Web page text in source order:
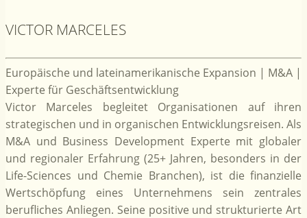
VICTOR MARCELES
Europäische und lateinamerikanische Expansion | M&A |
Experte für Geschäftsentwicklung
Victor Marceles begleitet Organisationen auf ihren
strategischen und in organischen Entwicklungsreisen. Als
M&A und Business Development Experte mit globaler
und regionaler Erfahrung (25+ Jahren, besonders in der
Life-Sciences und Chemie Branchen), ist die finanzielle
Wertschöpfung eines Unternehmens sein zentrales
berufliches Anliegen. Seine positive und strukturierte Art